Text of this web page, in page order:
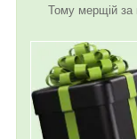
Тому мерщій за